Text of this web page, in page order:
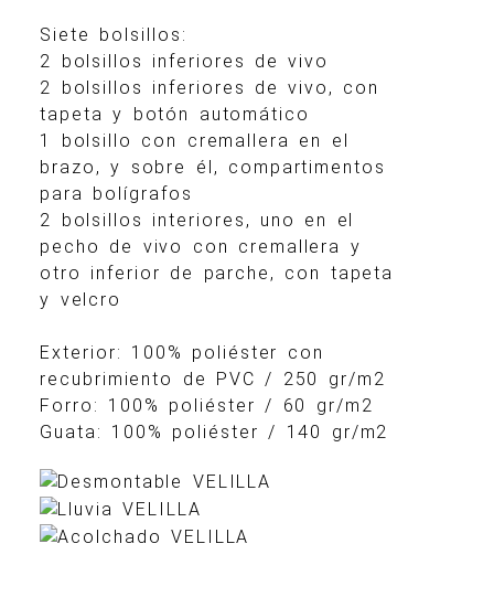
Siete bolsillos:
2 bolsillos inferiores de vivo
2 bolsillos inferiores de vivo, con
tapeta y botón automático
1 bolsillo con cremallera en el
brazo, y sobre él, compartimentos
para bolígrafos
2 bolsillos interiores, uno en el
pecho de vivo con cremallera y
otro inferior de parche, con tapeta
y velcro
Exterior: 100% poliéster con
recubrimiento de PVC / 250 gr/m2
Forro: 100% poliéster / 60 gr/m2
Guata: 100% poliéster / 140 gr/m2